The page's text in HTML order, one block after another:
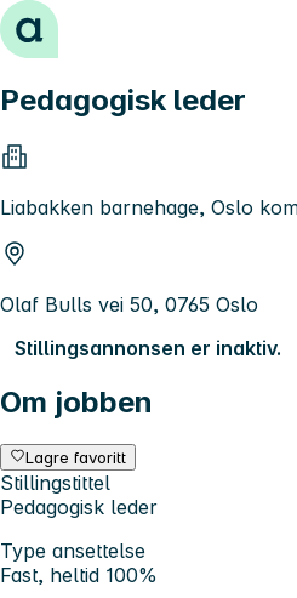
Hopp til innhold
Pedagogisk leder
Liabakken barnehage, Oslo
Olaf Bulls vei 50, 0765 Oslo
Stillingsannonsen er inaktiv.
Om jobben
Lagre favoritt
Stillingstittel
Pedagogisk leder
Type ansettelse
Fast, heltid 100%